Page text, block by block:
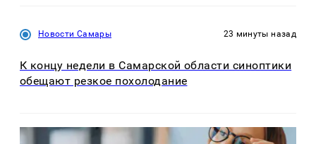
Новости Самары 23 минуты назад
К концу недели в Самарской области синоптики
обещают резкое похолодание